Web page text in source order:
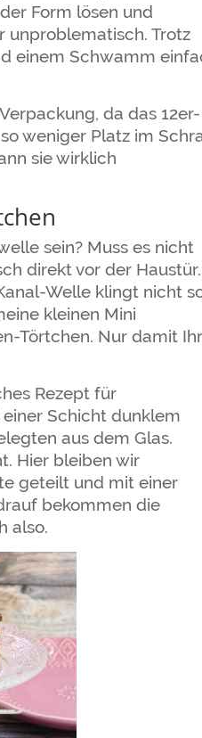
Form lösen und
unproblematisch. Trotz
einem Schwamm
da das 12er-
weniger Platz im
sie wirklich
sein? Muss es nicht
direkt vor der Haustür.
Welle klingt nicht
kleinen Mini
Törtchen. Nur damit
Rezept für
Schicht dunklem
aus dem Glas.
Hier bleiben wir
geteilt und mit einer
bekommen die
also.